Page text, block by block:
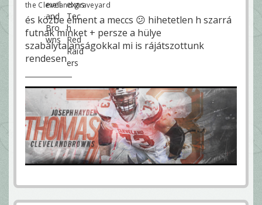
the Cleveland graveyard
és közbe elment a meccs 😕 hihetetlen h szarrá
futnak minket + persze a hülye
szabálytalanságokkal mi is rájátszottunk
rendesen